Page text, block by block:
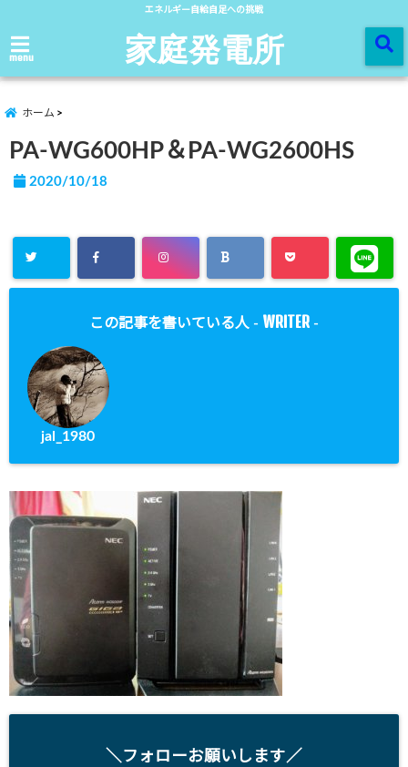
エネルギー自給自足への挑戦
menu 家庭発電所
ホーム
PA-WG600HP＆PA-WG2600HS
2020/10/18
この記事を書いている人 - WRITER -
jal_1980
＼フォローお願いします／